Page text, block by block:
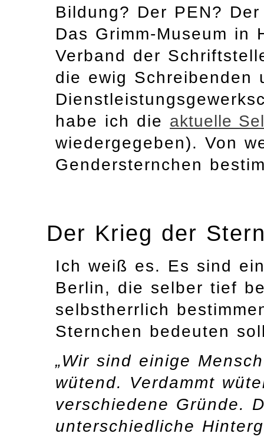
Bildung? Der PEN?
Das Grimm-Museum in
Verband der
die ewig Schreibenden
habe ich die aktuelle
wiedergegeben). Von
Gendersternchen
Der Krieg der
Ich weiß es. Es sind
Berlin, die selber tief
selbstherrlich
Sternchen bedeuten
„Wir sind einige
wütend. Verdammt
verschiedene Gründe.
unterschiedliche